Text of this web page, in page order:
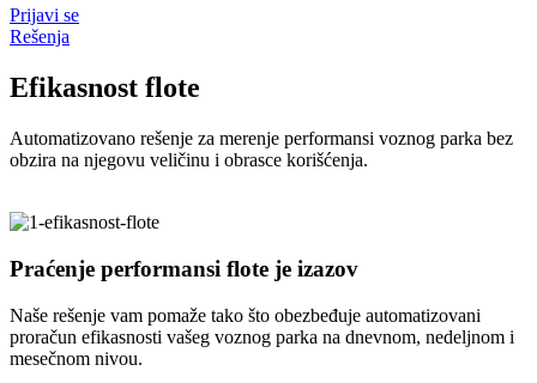
Prijavi se
Rešenja
Efikasnost flote
Automatizovano rešenje za merenje performansi voznog parka bez
obzira na njegovu veličinu i obrasce korišćenja.
Praćenje performansi flote je izazov
Naše rešenje vam pomaže tako što obezbeđuje automatizovani
proračun efikasnosti vašeg voznog parka na dnevnom, nedeljnom i
mesečnom nivou.